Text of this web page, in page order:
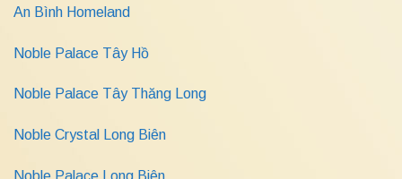
An Bình Homeland
Noble Palace Tây Hồ
Noble Palace Tây Thăng Long
Noble Crystal Long Biên
Noble Palace Long Biên